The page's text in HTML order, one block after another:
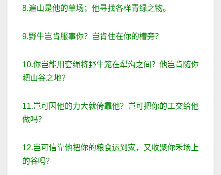
8.遍山是他的草场；他寻找各样青绿之物。
9.野牛岂肯服事你？岂肯住在你的槽旁？
10.你岂能用套绳将野牛笼在犁沟之间？他岂肯随你
耙山谷之地？
11.岂可因他的力大就倚靠他？岂可把你的工交给他
做吗？
12.岂可信靠他把你的粮食运到家，又收聚你禾场上
的谷吗？